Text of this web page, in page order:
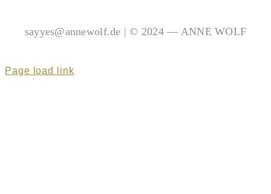
sayyes@annewolf.de | © 2024 — ANNE WOLF
Page load link